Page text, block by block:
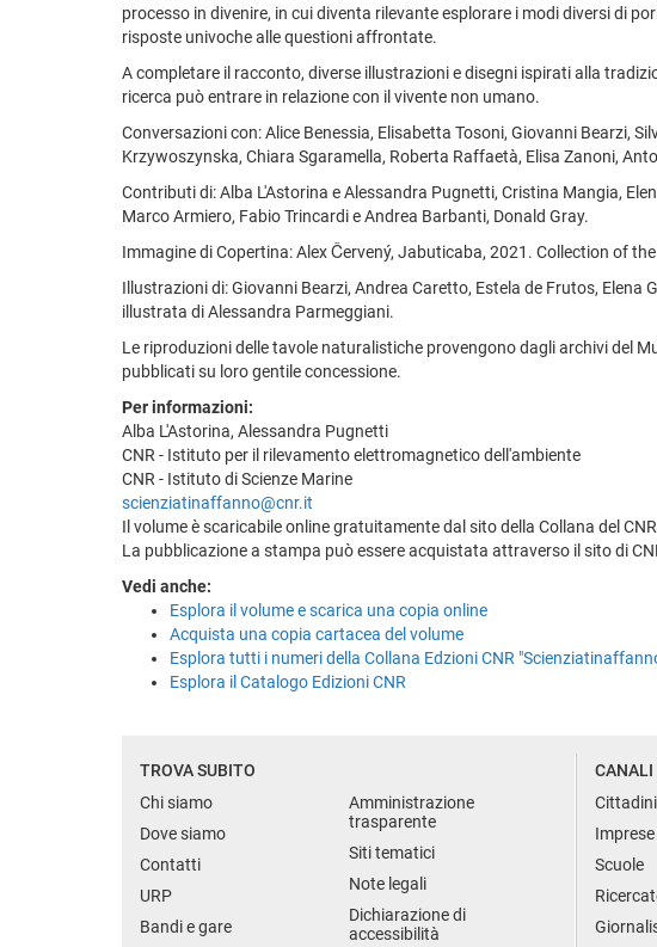
processo in divenire, in cui diventa rilevante esplorare i modi diversi di
risposte univoche alle questioni affrontate.
A completare il racconto, diverse illustrazioni e disegni ispirati alla
ricerca può entrare in relazione con il vivente non umano.
Conversazioni con: Alice Benessia, Elisabetta Tosoni, Giovanni Bearzi,
Krzywoszynska, Chiara Sgaramella, Roberta Raffaetà, Elisa Zanoni,
Contributi di: Alba L'Astorina e Alessandra Pugnetti, Cristina Mangia,
Marco Armiero, Fabio Trincardi e Andrea Barbanti, Donald Gray.
Immagine di Copertina: Alex Červený, Jabuticaba, 2021. Collection of
Illustrazioni di: Giovanni Bearzi, Andrea Caretto, Estela de Frutos,
illustrata di Alessandra Parmeggiani.
Le riproduzioni delle tavole naturalistiche provengono dagli archivi del
pubblicati su loro gentile concessione.
Per informazioni:
Alba L'Astorina, Alessandra Pugnetti
CNR - Istituto per il rilevamento elettromagnetico dell'ambiente
CNR - Istituto di Scienze Marine
scienziatinaffanno@cnr.it
Il volume è scaricabile online gratuitamente dal sito della Collana del
La pubblicazione a stampa può essere acquistata attraverso il sito di
Vedi anche:
Esplora il volume e scarica una copia online
Acquista una copia cartacea del volume
Esplora tutti i numeri della Collana Edzioni CNR
Esplora il Catalogo Edizioni CNR
TROVA SUBITO
Chi siamo
Dove siamo
Contatti
URP
Bandi e gare
Amministrazione
trasparente
Siti tematici
Note legali
Dichiarazione di
accessibilità
CANALI
Cittadini
Imprese
Scuole